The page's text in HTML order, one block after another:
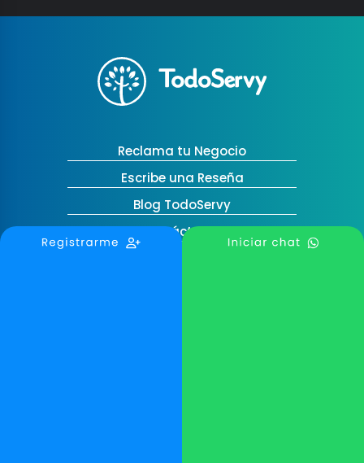
Reclama tu Negocio
Escribe una Reseña
Blog TodoServy
Contáctanos